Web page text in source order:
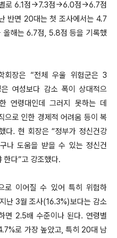
로 6.1점→7.3점→6.0점→6.7점
반면 20대는 첫 조사에서는 4.7
올해는 6.7점, 5.8점 등을 기록했
회장은 “전체 우울 위험군은 3
여성보다 감소 폭이 상대적으
연령대인데 그러지 못하는 데
으로 인한 경제적 어려움 등이 복
다. 현 회장은 “정부가 정신건강
나 도움을 받을 수 있는 정신건
한다”고 강조했다.
로 이어질 수 있어 특히 위험하
난 3월 조사(16.3%)보다는 감소
면 2.5배 수준이나 된다. 연령별
로 가장 높았고, 특히 20대 남